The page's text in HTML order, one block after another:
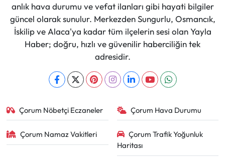
anlık hava durumu ve vefat ilanları gibi hayati bilgiler
güncel olarak sunulur. Merkezden Sungurlu, Osmancık,
İskilip ve Alaca'ya kadar tüm ilçelerin sesi olan Yayla
Haber; doğru, hızlı ve güvenilir haberciliğin tek
adresidir.
Çorum Nöbetçi Eczaneler Çorum Hava Durumu
Çorum Namaz Vakitleri
Çorum Trafik Yoğunluk
Haritası